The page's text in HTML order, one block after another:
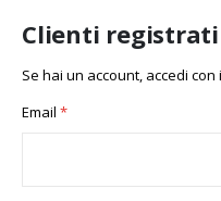
Clienti registrati
Se hai un account, accedi
Email